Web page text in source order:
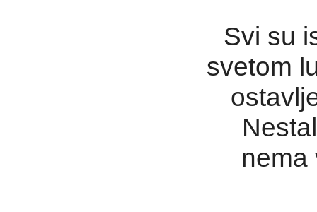
Svi su
svetom
nema